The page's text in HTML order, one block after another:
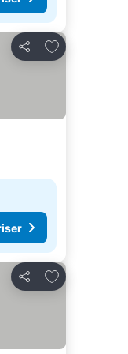
Del
Føj til favoritter
Del
Føj til favoritter